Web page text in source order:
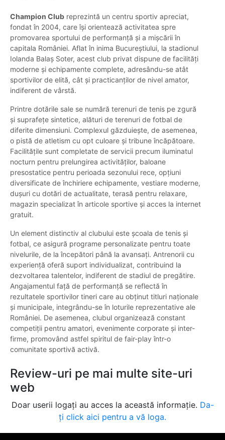
Champion Club reprezintă un centru sportiv apreciat,
fondat în 2004, care își orientează activitatea spre
promovarea sportului de performanță și a mișcării în
capitala României. Aflat în inima Bucureștiului, la stadionul
Iolanda Balaș Soter, acest club privat dispune de facilități
moderne și echipamente complete, adresându-se atât
sportivilor de elită, cât și practicanților de nivel amator,
indiferent de vârstă.
Printre dotările sale se numără terenuri de tenis pe zgură
și suprafețe sintetice, alături de terenuri de fotbal de
diferite dimensiuni. Complexul găzduiește, de asemenea,
o pistă de atletism cu opt culoare și tribune încăpătoare.
Facilitățile sunt completate de servicii precum iluminatul
nocturn pentru prelungirea activităților, baloane
presostatice pentru perioada sezonului rece, opțiuni
diversificate de închiriere echipamente, vestiare moderne,
dușuri cu dotări de actualitate, terasă pentru relaxare,
magazin specializat în articole sportive și acces la internet
gratuit.
Un element distinctiv al clubului este școala de tenis și
fotbal, ce asigură programe personalizate pentru toate
nivelurile, de la începători până la avansați. Antrenorii cu
experiență oferă suport individualizat, contribuind la
dezvoltarea talentelor, indiferent de stadiul de pregătire.
Angajamentul față de performanță se reflectă în
rezultatele sportivilor tineri care au obținut titluri naționale
și municipale, integrându-se în loturile reprezentative ale
României. De asemenea, clubul organizează constant
competiții pentru amatori, evenimente corporate și inter-
firme, promovând astfel spiritul de fair-play într-o
comunitate sportivă activă.
Review-uri pe mai multe site-uri
web
Doar userii logați au acces la această informație. Da-
ți click aici pentru a vă loga.